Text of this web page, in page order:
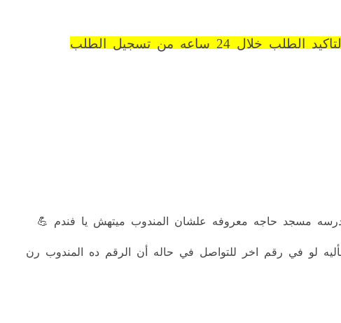
1- ازى قسم التاكيدات بياكد مع العملاء الطالبات علشان تحقق نسبة توصيل اوردارت ناجحه ( بيتم التاكيد الطلب خلال 24 ساعه من تسجيل الطلب
مسجد حاجه معروفه علشان المندوب ميتهش يا فندم 💪
لو في رقم اخر للتواصل في حاله أن الرقم ده المندوب رن